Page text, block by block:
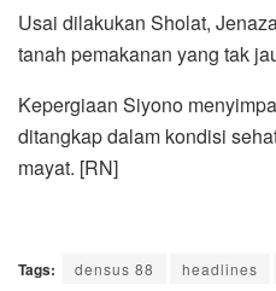
Usai dilakukan Sholat,
tanah pemakanan yang tak
Kepergiaan Siyono
ditangkap dalam kondisi
mayat. [RN]
Tags: densus 88 headlines